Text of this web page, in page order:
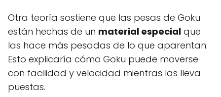
Otra teoría sostiene que las pesas de Goku
están hechas de un material especial que
las hace más pesadas de lo que aparentan.
Esto explicaría cómo Goku puede moverse
con facilidad y velocidad mientras las lleva
puestas.